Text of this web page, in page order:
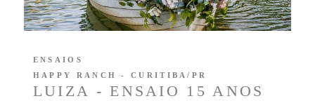
LUIZA - ENSAIO 15 ANOS
ENSAIOS
HAPPY RANCH - CURITIBA/PR